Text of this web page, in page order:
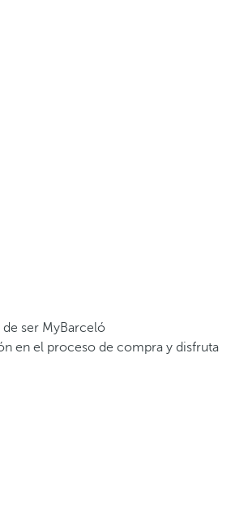
de ser MyBarceló
en el proceso de compra y disfruta